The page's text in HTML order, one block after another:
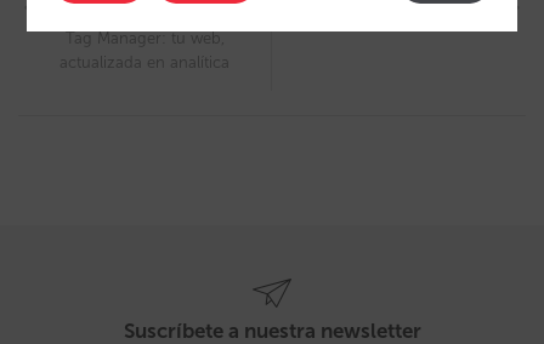
Tag Manager: tu web,
actualizada en analítica
Suscríbete a nuestra newsletter